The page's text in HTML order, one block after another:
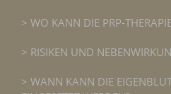
WO KANN DIE PRP-
RISIKEN UND
WANN KANN DIE